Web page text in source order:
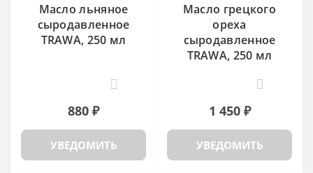
Масло льняное
сыродавленное
TRAWA, 250 мл
25
880 ₽
УВЕДОМИТЬ
Масло грецкого
ореха
сыродавленное
TRAWA, 250 мл
1 450 ₽
УВЕДОМИТЬ